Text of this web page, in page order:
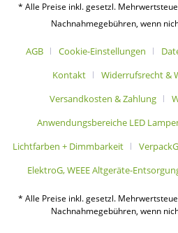
* Alle Preise inkl. gesetzl.
Nachnahmegebühren, wenn
AGB Cookie-Einstellungen
Kontakt
Widerrufsrecht &
Versandkosten & Zahlung
Anwendungsbereiche LED
Lichtfarben + Dimmbarkeit
ElektroG, WEEE Altgeräte-
* Alle Preise inkl. gesetzl.
Nachnahmegebühren, wenn